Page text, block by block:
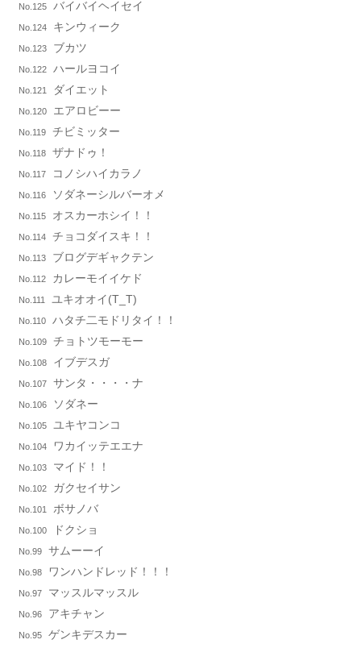
No.125 バイバイヘイセイ
No.124 キンウィーク
No.123 ブカツ
No.122 ハールヨコイ
No.121 ダイエット
No.120 エアロビーー
No.119 チビミッター
No.118 ザナドゥ！
No.117 コノシハイカラノ
No.116 ソダネーシルバーオメ
No.115 オスカーホシイ！！
No.114 チョコダイスキ！！
No.113 ブログデギャクテン
No.112 カレーモイイケド
No.111 ユキオオイ(T_T)
No.110 ハタチ二モドリタイ！！
No.109 チョトツモーモー
No.108 イブデスガ
No.107 サンタ・・・・ナ
No.106 ソダネー
No.105 ユキヤコンコ
No.104 ワカイッテエエナ
No.103 マイド！！
No.102 ガクセイサン
No.101 ボサノバ
No.100 ドクショ
No.99 サムーーイ
No.98 ワンハンドレッド！！！
No.97 マッスルマッスル
No.96 アキチャン
No.95 ゲンキデスカー